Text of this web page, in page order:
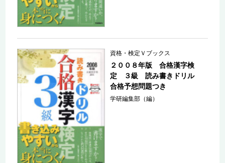
資格・検定Ｖブックス
２００８年版 合格漢字検
定 ３級 読み書きドリル
合格予想問題つき
学研編集部（編）